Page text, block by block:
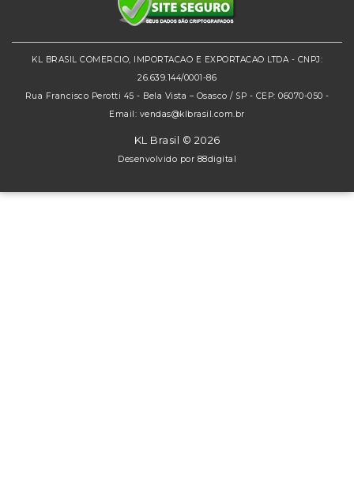
KL BRASIL COMERCIO, IMPORTACAO E EXPORTACAO LTDA - CNPJ:
26.639.144/0001-86
Rua Francisco Perotti 45 - Bela Vista – Osasco / SP - CEP: 06070-050 -
Email: vendas@klbrasil.com.br
KL Brasil © 2026
Desenvolvido por 88digital